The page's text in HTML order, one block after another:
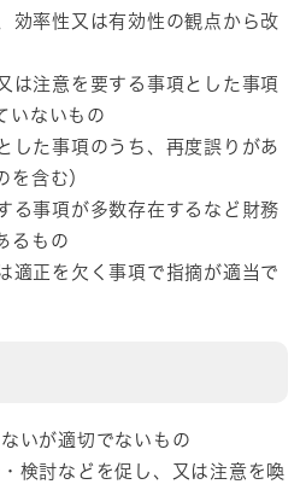
率性又は有効性の観点から改
注意を要する事項とした事項
いないもの
た事項のうち、再度誤りがあ
を含む）
事項が多数存在するなど財務
るもの
正を欠く事項で指摘が適当で
が適切でないもの
討などを促し、又は注意を喚